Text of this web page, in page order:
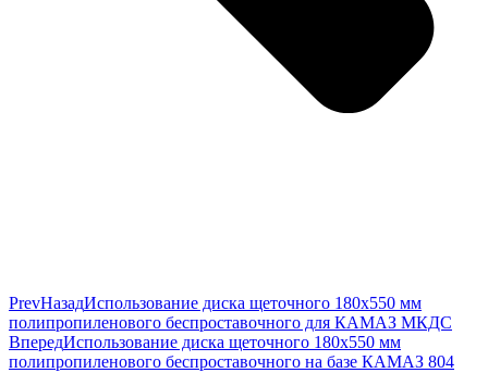
PrevНазадИспользование диска щеточного 180х550 мм
полипропиленового беспроставочного для КАМАЗ МКДС
ВпередИспользование диска щеточного 180х550 мм
полипропиленового беспроставочного на базе КАМАЗ 804